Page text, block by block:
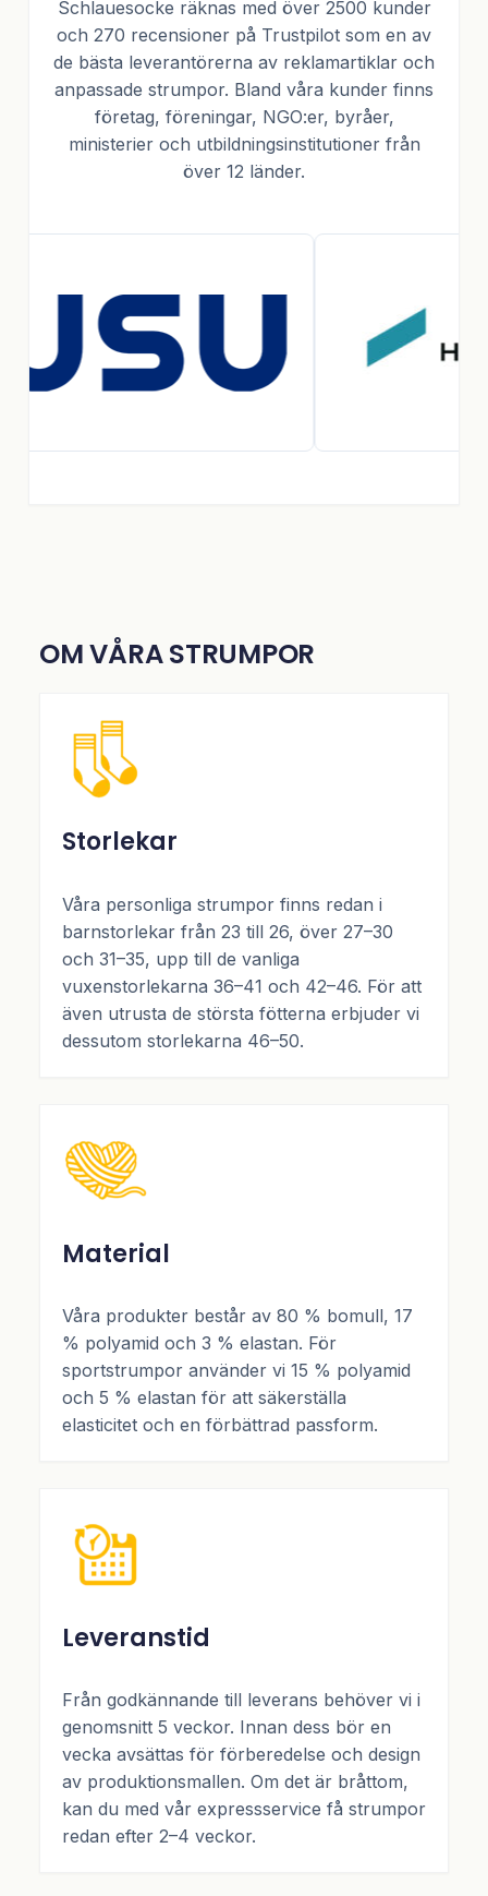
Schlauesocke räknas med över 2500 kunder
och 270 recensioner på Trustpilot som en av
de bästa leverantörerna av reklamartiklar och
anpassade strumpor. Bland våra kunder finns
företag, föreningar, NGO:er, byråer,
ministerier och utbildningsinstitutioner från
över 12 länder.
OM VÅRA STRUMPOR
Storlekar
Våra personliga strumpor finns redan i
barnstorlekar från 23 till 26, över 27–30
och 31–35, upp till de vanliga
vuxenstorlekarna 36–41 och 42–46. För att
även utrusta de största fötterna erbjuder vi
dessutom storlekarna 46–50.
Material
Våra produkter består av 80 % bomull, 17
% polyamid och 3 % elastan. För
sportstrumpor använder vi 15 % polyamid
och 5 % elastan för att säkerställa
elasticitet och en förbättrad passform.
Leveranstid
Från godkännande till leverans behöver vi i
genomsnitt 5 veckor. Innan dess bör en
vecka avsättas för förberedelse och design
av produktionsmallen. Om det är bråttom,
kan du med vår expressservice få strumpor
redan efter 2–4 veckor.